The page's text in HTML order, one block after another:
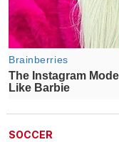
SOCCER